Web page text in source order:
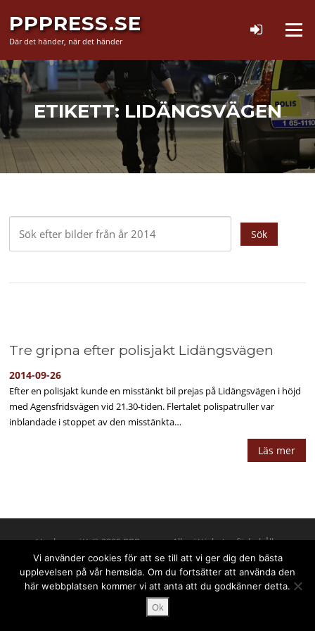
innehåll
PPPRESS.SE
Där det händer, när det händer
Meny
ETIKETT: LIDÄNGSVÄGEN
Sök
Tre gripna efter polisjakt Lidängsvägen
2014-09-26
Efter en polisjakt kunde en misstänkt bil prejas på Lidängsvägen i höjd
med Agensfridsvägen vid 21.30-tiden. Flertalet polispatruller var
inblandade i stoppet av den misstänkta…
Läs mer
Upphovsrätt © 2025 PPPress.se. Alla rättigheter förbehålls.
Vi använder cookies för att se till att vi ger dig den bästa
upplevelsen på vår hemsida. Om du fortsätter att använda den
här webbplatsen kommer vi att anta att du godkänner detta.
Ok